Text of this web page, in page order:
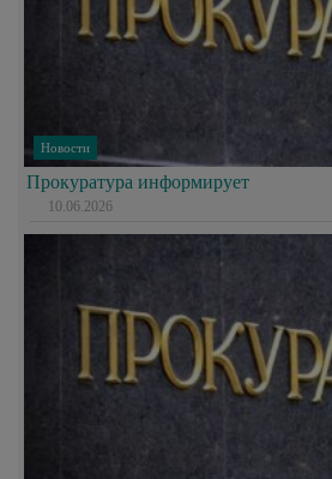
Новости
Прокуратура информирует
10.06.2026